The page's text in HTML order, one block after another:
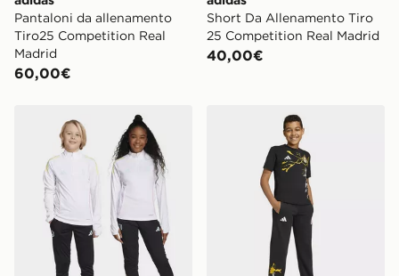
Pantaloni da allenamento
Tiro25 Competition Real
Madrid
60,00€
Short Da Allenamento Tiro
25 Competition Real Madrid
40,00€
adidas Pantaloni da allenamento Tiro 25 Competition
adidas Pantaloni